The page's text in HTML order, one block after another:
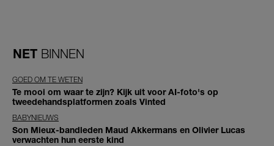
NET BINNEN
GOED OM TE WETEN
Te mooi om waar te zijn? Kijk uit voor AI-foto's op
tweedehandsplatformen zoals Vinted
BABYNIEUWS
Son Mieux-bandleden Maud Akkermans en Olivier Lucas
verwachten hun eerste kind